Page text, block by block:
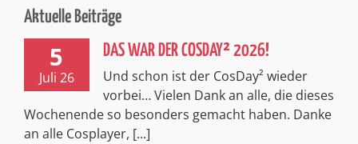
Aktuelle Beiträge
5
Juli 26
DAS WAR DER COSDAY² 2026!
Und schon ist der CosDay² wieder
vorbei… Vielen Dank an alle, die dieses
Wochenende so besonders gemacht haben. Danke
an alle Cosplayer, [...]